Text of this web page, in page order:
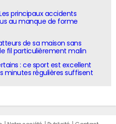
principaux accidents
au manque de forme
de sa maison sans
fil particulièrement malin
: ce sport est excellent
minutes régulières suffisent